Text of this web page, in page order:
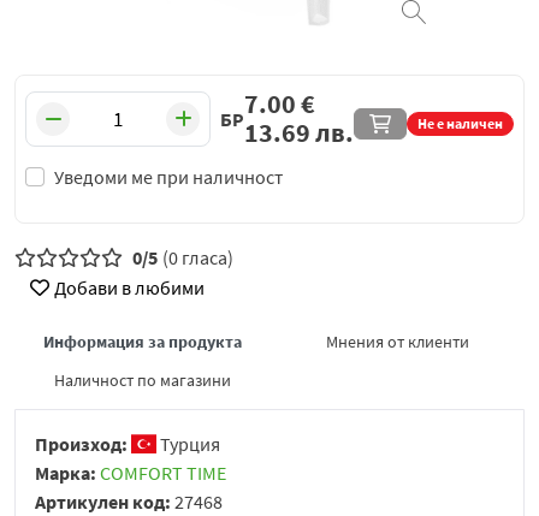
БР Не е наличен
Уведоми ме при наличност
7.00€
13.69лв.
0/5 (0 гласа)
Добави в любими
Информация за продукта
Мнения от клиенти
Наличност по магазини
Произход:
Турция
Марка: COMFORT TIME
Артикулен код: 27468